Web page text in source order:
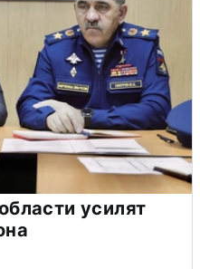
усилят